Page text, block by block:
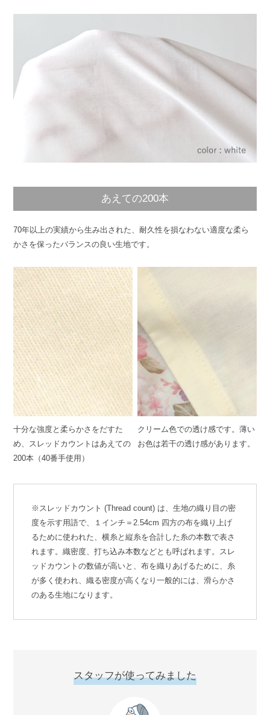
あえての200本
70年以上の実績から生み出された、耐久性を損なわない適度な柔ら
かさを保ったバランスの良い生地です。
十分な強度と柔らかさをだすた
め、スレッドカウントはあえての
200本（40番手使用）
クリーム色での透け感です。薄い
お色は若干の透け感があります。
※スレッドカウント (Thread count) は、生地の織り目の密
度を示す用語で、１インチ＝2.54cm 四方の布を織り上げ
るために使われた、横糸と縦糸を合計した糸の本数で表さ
れます。織密度、打ち込み本数などとも呼ばれます。スレ
ッドカウントの数値が高いと、布を織りあげるために、糸
が多く使われ、織る密度が高くなり一般的には、滑らかさ
のある生地になります。
スタッフが使ってみました